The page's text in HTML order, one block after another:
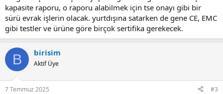
kapasite raporu, o raporu alabilmek için tse onayı gibi bir
sürü evrak işlerin olacak. yurtdışına satarken de gene CE, EMC
gibi testler ve ürüne göre birçok sertifika gerekecek.
B birisim
Aktif Üye
7 Temmuz 2025 #3